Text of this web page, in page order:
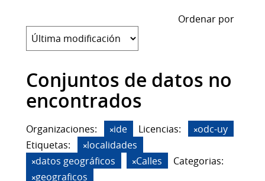
Ordenar por
Conjuntos de datos no
encontrados
Organizaciones: ide Licencias:
odc-uy
Etiquetas:
localidades
datos geográficos
Calles
Categorias:
geograficos